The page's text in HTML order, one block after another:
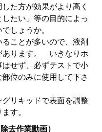
た方が効果がより高く
たい」等の目的によっ
しょうか。
ことが多いので、液剤
あります。 いきなりホ
せず、必ずテストで小
位のみに使用して下さ
リキッドで表面を調整
す。
去作業動画）